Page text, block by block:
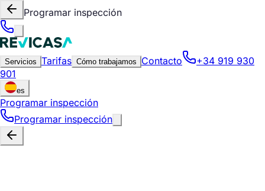
Programar inspección
Servicios Tarifas Cómo trabajamos Contacto
+34 919 930
901
es
Programar inspección
Programar inspección